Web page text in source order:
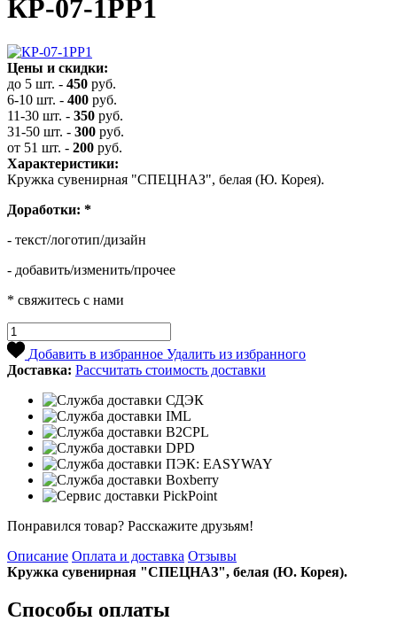
КР-07-1РР1
Цены и скидки:
до 5 шт. - 450 руб.
6-10 шт. - 400 руб.
11-30 шт. - 350 руб.
31-50 шт. - 300 руб.
от 51 шт. - 200 руб.
Характеристики:
Кружка сувенирная "СПЕЦНАЗ", белая (Ю. Корея).
Доработки: *
- текст/логотип/дизайн
- добавить/изменить/прочее
* свяжитесь с нами
Добавить в избранное Удалить из избранного
Доставка: Рассчитать стоимость доставки
Понравился товар? Расскажите друзьям!
Описание Оплата и доставка Отзывы
Кружка сувенирная "СПЕЦНАЗ", белая (Ю. Корея).
Способы оплаты